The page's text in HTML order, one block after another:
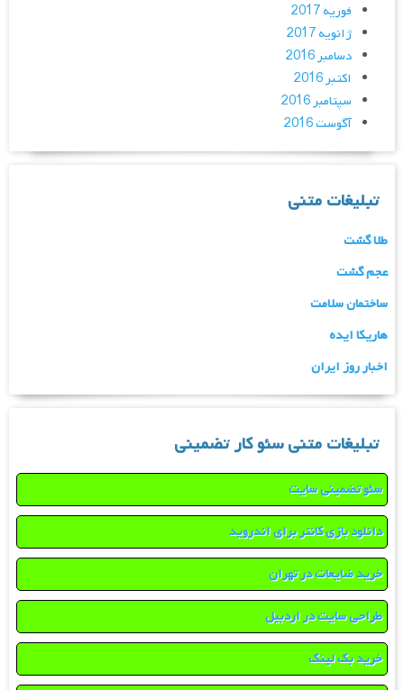
فوریه 2017
ژانویه 2017
دسامبر 2016
اکتبر 2016
سپتامبر 2016
آگوست 2016
تبلیغات متنی
طلا گشت
عجم گشت
ساختمان سلامت
هاریکا ایده
اخبار روز ایران
تبلیغات متنی سئو کار تضمینی
سئو تضمینی سایت
دانلود بازی کانتر برای اندروید
خرید ضایعات در تهران
طراحی سایت در اردبیل
خرید بک لینک